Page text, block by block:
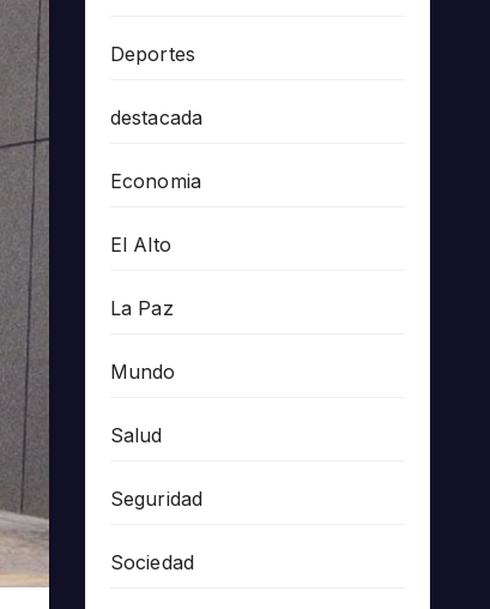
Deportes
destacada
Economia
El Alto
La Paz
Mundo
Salud
Seguridad
Sociedad